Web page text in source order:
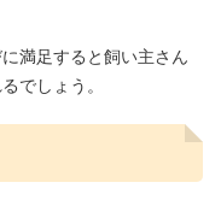
満足すると飼い主さん
でしょう。